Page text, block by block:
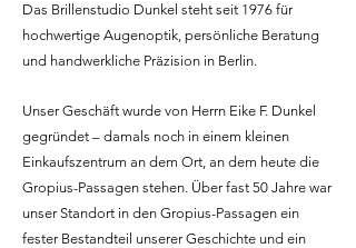
Das Brillenstudio Dunkel steht seit 1976 für
hochwertige Augenoptik, persönliche Beratung
und handwerkliche Präzision in Berlin.
Unser Geschäft wurde von Herrn Eike F. Dunkel
gegründet – damals noch in einem kleinen
Einkaufszentrum an dem Ort, an dem heute die
Gropius-Passagen stehen. Über fast 50 Jahre war
unser Standort in den Gropius-Passagen ein
fester Bestandteil unserer Geschichte und ein